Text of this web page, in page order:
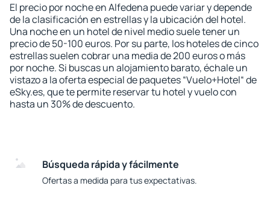
El precio por noche en Alfedena puede variar y depende
de la clasificación en estrellas y la ubicación del hotel.
Una noche en un hotel de nivel medio suele tener un
precio de 50-100 euros. Por su parte, los hoteles de cinco
estrellas suelen cobrar una media de 200 euros o más
por noche. Si buscas un alojamiento barato, échale un
vistazo a la oferta especial de paquetes “Vuelo+Hotel“ de
eSky.es, que te permite reservar tu hotel y vuelo con
hasta un 30% de descuento.
Búsqueda rápida y fácilmente
Ofertas a medida para tus expectativas.